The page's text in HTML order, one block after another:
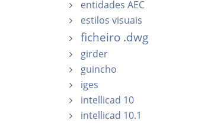
entidades AEC
estilos visuais
ficheiro .dwg
girder
guincho
iges
intellicad 10
intellicad 10.1